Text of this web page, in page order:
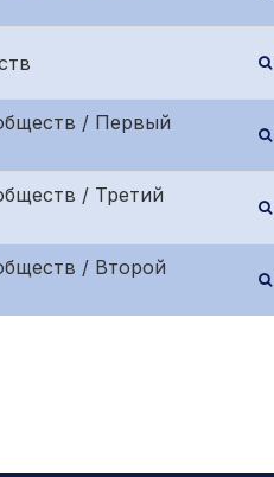
/ Первый
/ Третий
/ Второй